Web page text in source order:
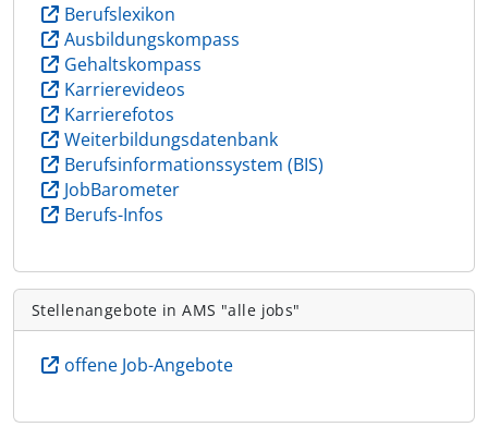
Berufslexikon
Ausbildungskompass
Gehaltskompass
Karrierevideos
Karrierefotos
Weiterbildungsdatenbank
Berufsinformationssystem (BIS)
JobBarometer
Berufs-Infos
Stellenangebote in AMS "alle jobs"
offene Job-Angebote